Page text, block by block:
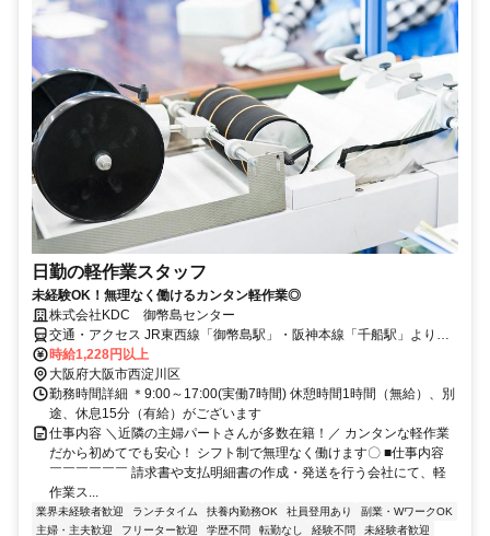
日勤の軽作業スタッフ
未経験OK！無理なく働けるカンタン軽作業◎
株式会社KDC 御幣島センター
交通・アクセス JR東西線「御幣島駅」・阪神本線「千船駅」より徒
歩9分
時給1,228円以上
大阪府大阪市西淀川区
勤務時間詳細 ＊9:00～17:00(実働7時間) 休憩時間1時間（無給）、別
途、休息15分（有給）がございます
仕事内容 ＼近隣の主婦パートさんが多数在籍！／ カンタンな軽作業
だから初めてでも安心！ シフト制で無理なく働けます〇 ■仕事内容
￣￣￣￣￣￣ 請求書や支払明細書の作成・発送を行う会社にて、軽
作業ス...
業界未経験者歓迎 ランチタイム 扶養内勤務OK 社員登用あり
副業・WワークOK
主婦・主夫歓迎
フリーター歓迎 学歴不問 転勤なし 経験不問
未経験者歓迎